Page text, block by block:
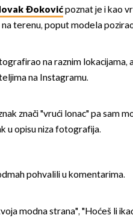
Đokovićpoznat je i kao
terenu, poput modela
na raznim lokacijama,
na Instagramu.
znači "vrući lonac" pa sam
u opisu niza fotografija.
pohvalili u komentarima.
modna strana", "Hoćeš li